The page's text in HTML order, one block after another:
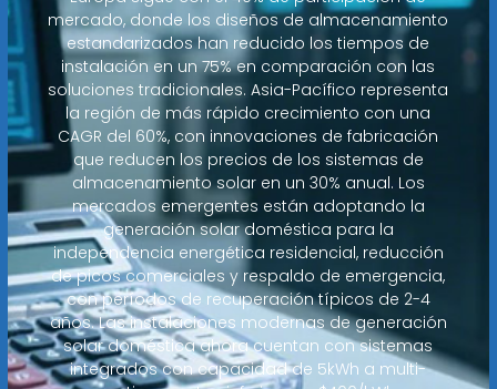
mercado, donde los diseños de almacenamiento
estandarizados han reducido los tiempos de
instalación en un 75% en comparación con las
soluciones tradicionales. Asia-Pacífico representa
la región de más rápido crecimiento con una
CAGR del 60%, con innovaciones de fabricación
que reducen los precios de los sistemas de
almacenamiento solar en un 30% anual. Los
mercados emergentes están adoptando la
generación solar doméstica para la
independencia energética residencial, reducción
de picos comerciales y respaldo de emergencia,
con períodos de recuperación típicos de 2-4
años. Las instalaciones modernas de generación
solar doméstica ahora cuentan con sistemas
integrados con capacidad de 5kWh a multi-